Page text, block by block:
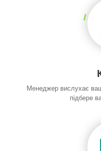
Менеджер вислухає
підбере